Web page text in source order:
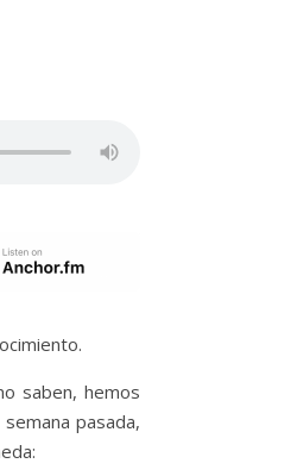
saben, hemos
pasada,